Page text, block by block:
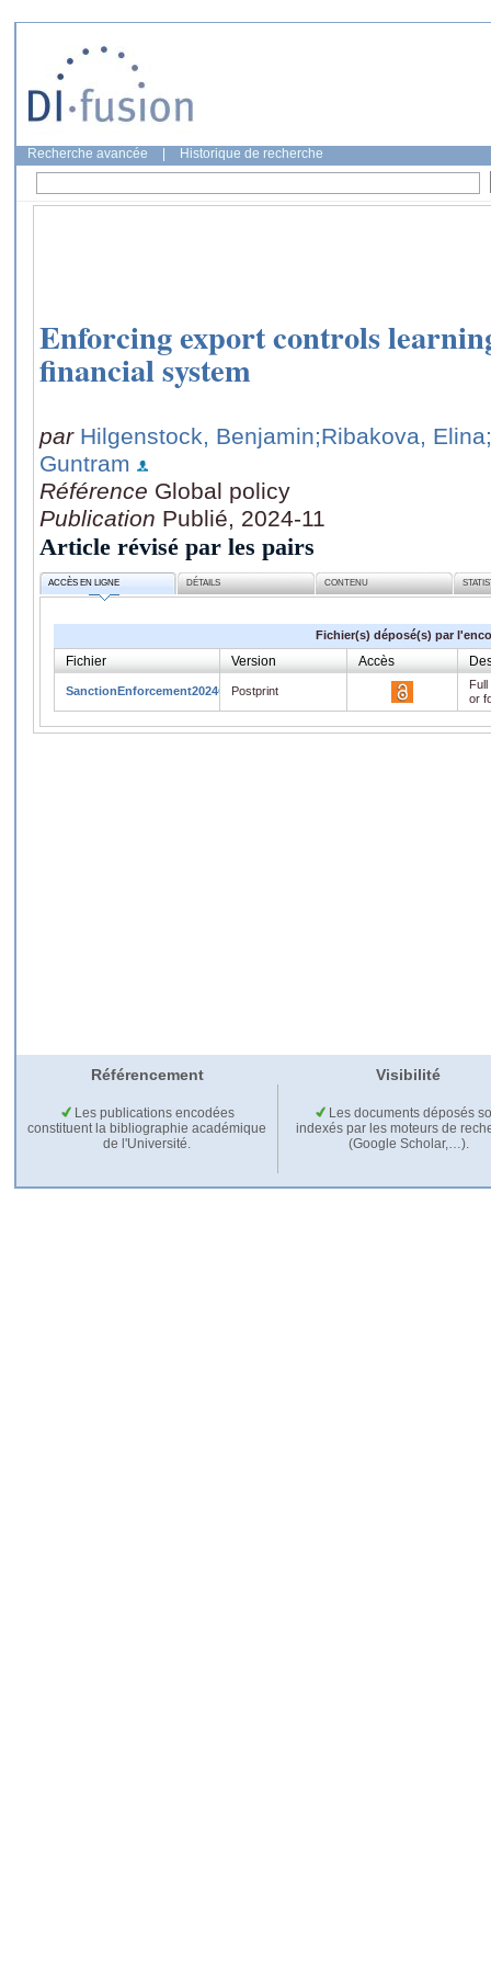
Recherche avancée Historique de recherche
Enforcing export controls
financial system
par Hilgenstock, Benjamin;Ribakova, Elina
Guntram
Référence Global policy
Publication Publié, 2024-11
Article révisé par les pairs
ACCÈS EN LIGNE DÉTAILS CONTENU
Fichier(s) déposé(s) par
Fichier Version Accès
SanctionEnforcement2024GlobalPolicy.pdf
Postprint
or
Référencement Visibilité
Les publications encodées
constituent la bibliographie académique
de l'Université.
Les documents déposés
indexés par les moteurs de
(Google Scholar,…).